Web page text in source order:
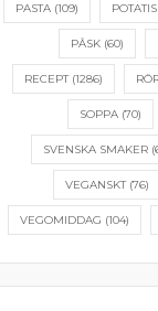
PASTA (109) POTATIS
PÅSK (60)
RECEPT(1286)
SOPPA (70)
SVENSKA SMAKER
VEGANSKT(76)
VEGOMIDDAG (104)